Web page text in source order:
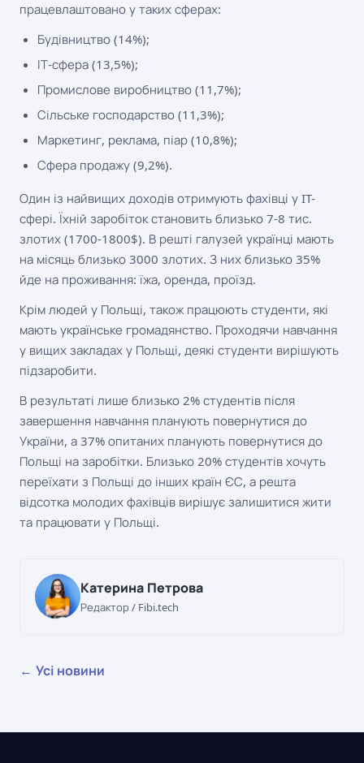
працевлаштовано у таких сферах:
Будівництво (14%);
ІТ-сфера (13,5%);
Промислове виробництво (11,7%);
Сільське господарство (11,3%);
Маркетинг, реклама, піар (10,8%);
Сфера продажу (9,2%).
Один із найвищих доходів отримують фахівці у IT-
сфері. Їхній заробіток становить близько 7-8 тис.
злотих (1700-1800$). В решті галузей українці мають
на місяць близько 3000 злотих. З них близько 35%
йде на проживання: їжа, оренда, проїзд.
Крім людей у ​​Польщі, також працюють студенти, які
мають українське громадянство. Проходячи навчання
у вищих закладах у Польщі, деякі студенти вирішують
підзаробити.
В результаті лише близько 2% студентів після
завершення навчання планують повернутися до
України, а 37% опитаних планують повернутися до
Польщі на заробітки. Близько 20% студентів хочуть
переїхати з Польщі до інших країн ЄС, а решта
відсотка молодих фахівців вирішує залишитися жити
та працювати у Польщі.
Катерина Петрова
Редактор / Fibi.tech
← Усі новини